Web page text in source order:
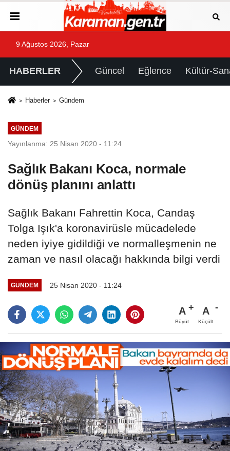
9 Ağustos 2026, Pazar
HABERLER Güncel Eğlence Kültür-
Haberler Gündem
GÜNDEM
Yayınlanma: 25 Nisan 2020 - 11:24
Sağlık Bakanı Koca, normale
dönüş planını anlattı
Sağlık Bakanı Fahrettin Koca, Candaş
Tolga Işık'a koronavirüsle mücadelede
neden iyiye gidildiği ve normalleşmenin ne
zaman ve nasıl olacağı hakkında bilgi verdi
GÜNDEM 25 Nisan 2020 - 11:24
A
Büyüt
A
Küçült